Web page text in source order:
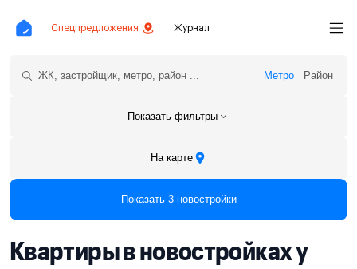
Спецпредложения Журнал
Метро Район
Показать фильтры
На карте
Показать 3 новостройки
Квартиры в новостройках у